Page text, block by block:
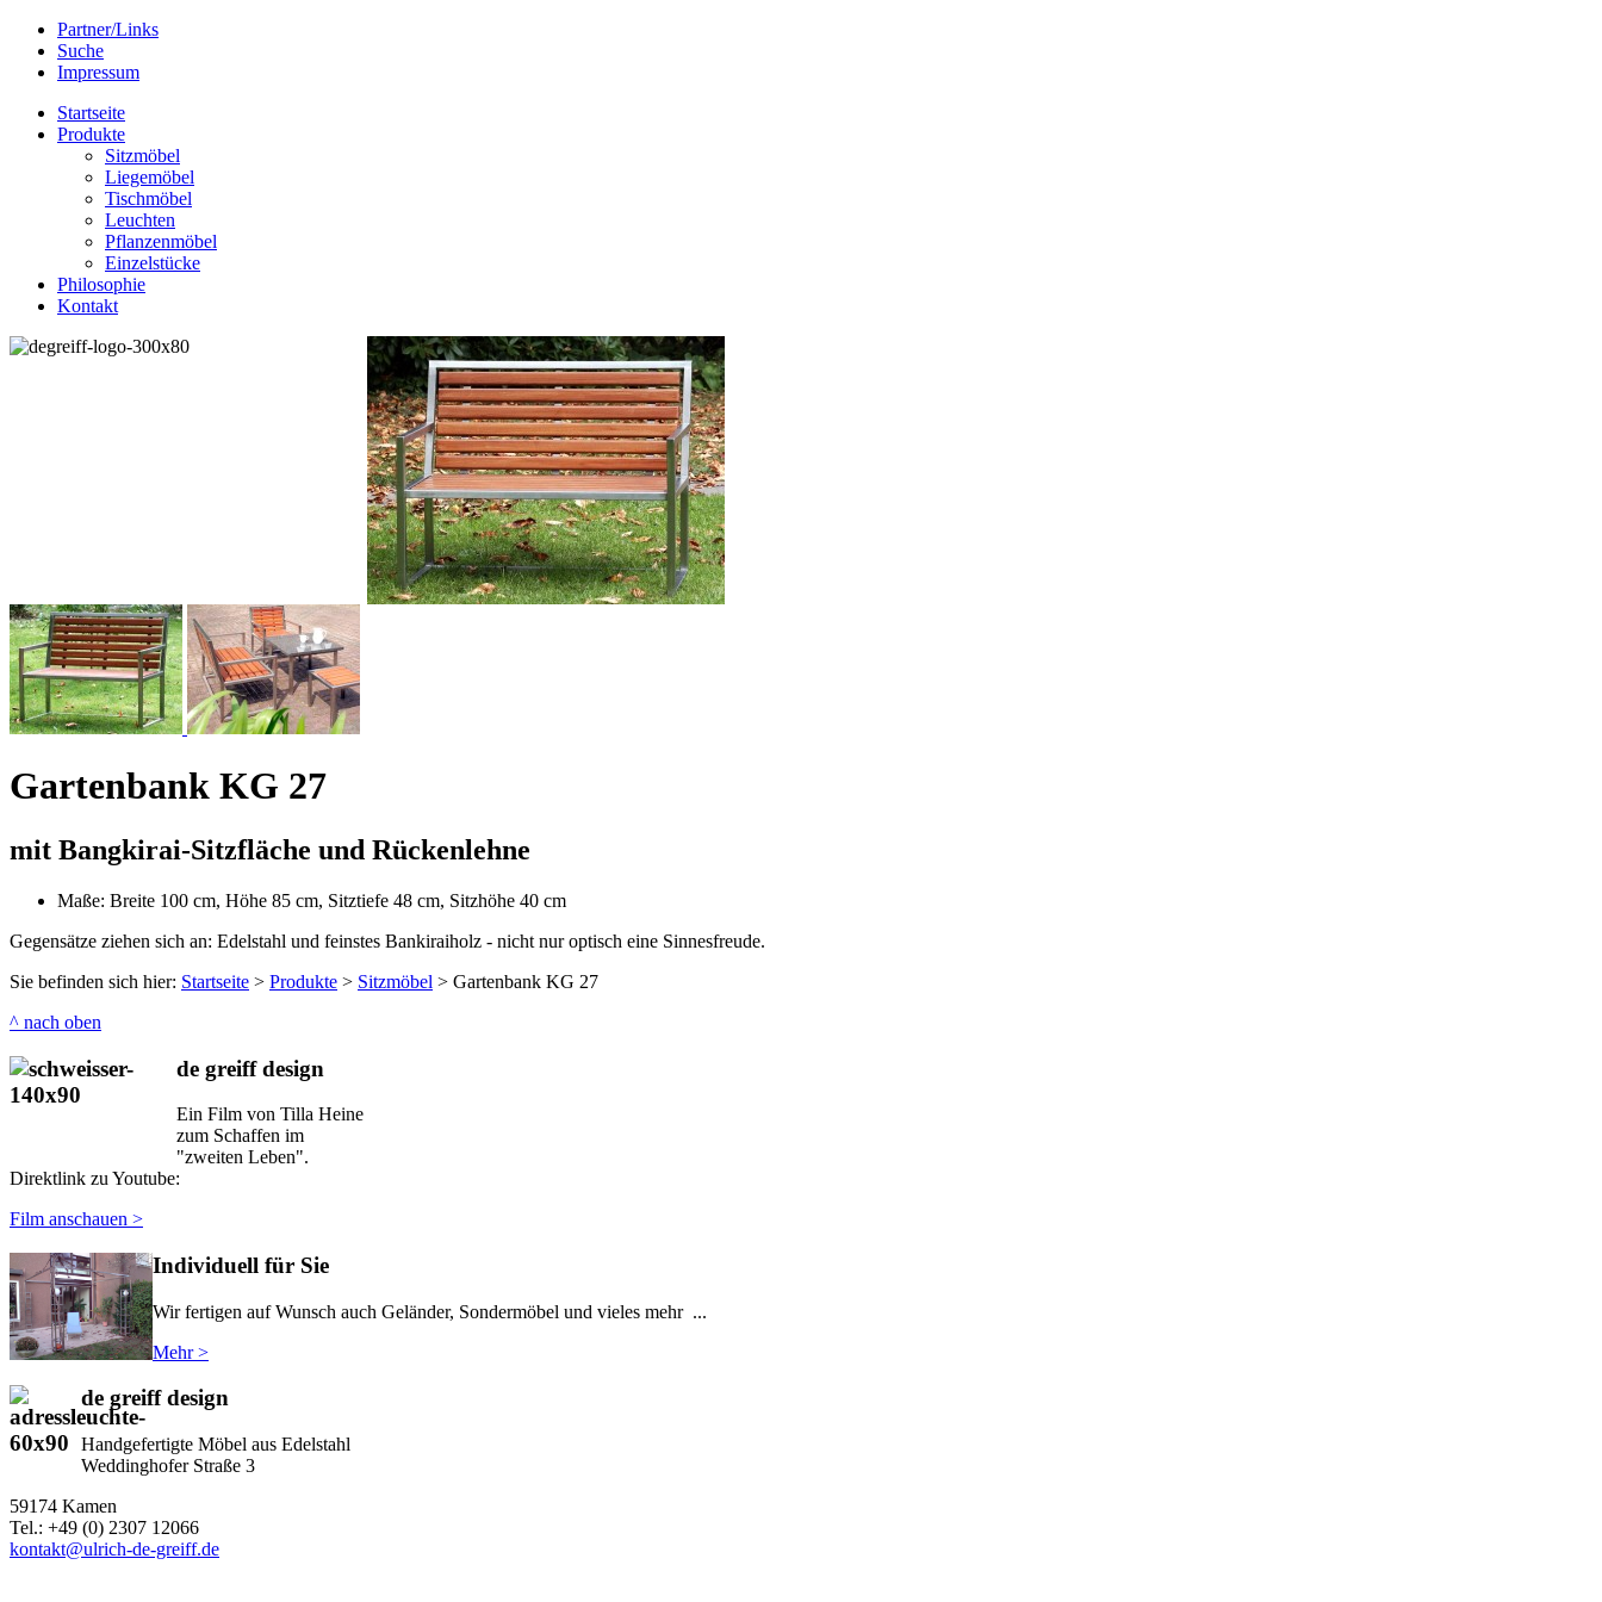
Partner/Links
Suche
Impressum
Startseite
Produkte
Sitzmöbel
Liegemöbel
Tischmöbel
Leuchten
Pflanzenmöbel
Einzelstücke
Philosophie
Kontakt
Gartenbank KG 27
mit Bangkirai-Sitzfläche und Rückenlehne
Maße: Breite 100 cm, Höhe 85 cm, Sitztiefe 48 cm, Sitzhöhe 40 cm
Gegensätze ziehen sich an: Edelstahl und feinstes Bankiraiholz - nicht nur optisch eine Sinnesfreude.
Sie befinden sich hier: Startseite > Produkte > Sitzmöbel > Gartenbank KG 27
^ nach oben
de greiff design
Ein Film von Tilla Heine
zum Schaffen im
"zweiten Leben".
Direktlink zu Youtube:
Film anschauen >
Individuell für Sie
Wir fertigen auf Wunsch auch Geländer, Sondermöbel und vieles mehr ...
Mehr >
de greiff design
Handgefertigte Möbel aus Edelstahl
Weddinghofer Straße 3
59174 Kamen
Tel.: +49 (0) 2307 12066
kontakt@ulrich-de-greiff.de